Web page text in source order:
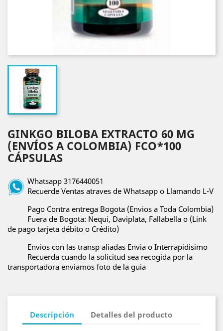
GINKGO BILOBA EXTRACTO 60 MG
(ENVÍOS A COLOMBIA) FCO*100
CÁPSULAS
Whatsapp 3176440051
Recuerde Ventas atraves de Whatsapp o Llamando L-V
Pago Contra entrega Bogota (Envios a Toda Colombia)
Fuera de Bogota: Nequi, Daviplata, Fallabella o (Link
de pago tarjeta débito o Crédito)
Envios con las transp aliadas Envia o Interrapidisimo
Recuerda cuando la solicitud sea recogida por la
transportadora enviamos foto de la guia
Descripción Detalles del producto